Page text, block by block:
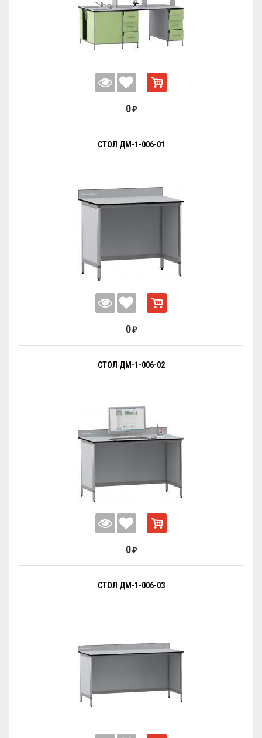
0 ₽
СТОЛ ДМ-1-006-01
0 ₽
СТОЛ ДМ-1-006-02
0 ₽
СТОЛ ДМ-1-006-03